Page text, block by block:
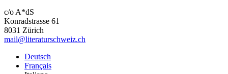
c/o A*dS
Konradstrasse 61
8031 Zürich
mail@literaturschweiz.ch
Deutsch
Français